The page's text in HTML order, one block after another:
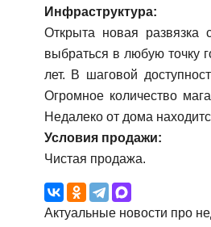
Инфраструктура:
Открыта новая развязка
выбраться в любую точку
лет. В шаговой
Огромное количество
Недалеко от дома
Условия продажи:
Чистая продажа.
Актуальные новости про